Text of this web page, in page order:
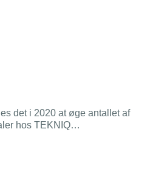
det i 2020 at øge antallet af
hos TEKNIQ
er sket et fald på tre